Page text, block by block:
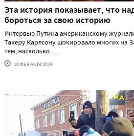
Эта история показывает, что
бороться за свою историю
Интервью Путина американскому
Такеру Карлсону шокировало многих на
тем, насколько......
10 ФЕВРАЛЯ'2024